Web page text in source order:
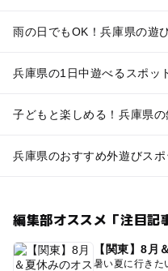
雨の日でもOK！兵庫県の遊
兵庫県の1日中遊べるスポッ
子どもと楽しめる！兵庫県の
兵庫県のおすすめ外遊びスポ
編集部オススメ「注目記
【関東】8月
暑い夏に行きた